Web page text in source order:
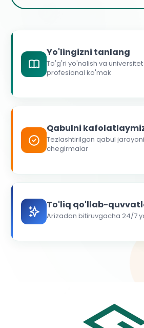
Yo'lingizni tanlang
To'g'ri yo'nalish va
profesional ko'mak
Qabulni
Tezlashtirilgan qabul
chegirmalar
To'liq qo'llab-
Arizadan bitiruvgacha 24/7